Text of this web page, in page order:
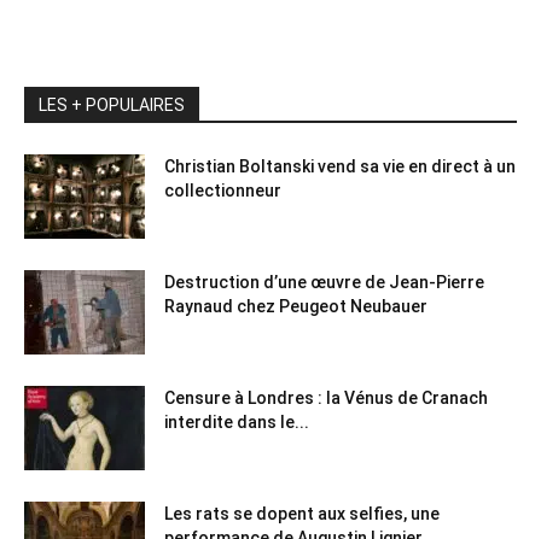
LES + POPULAIRES
Christian Boltanski vend sa vie en direct à un
collectionneur
Destruction d’une œuvre de Jean-Pierre
Raynaud chez Peugeot Neubauer
Censure à Londres : la Vénus de Cranach
interdite dans le...
Les rats se dopent aux selfies, une